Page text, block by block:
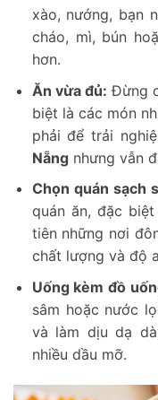
xào, nướng, bạn
cháo, mì, bún
hơn.
Ăn vừa đủ: Đừng
biệt là các món
phải để trải
Nẵngnhưng vẫn
Chọn quán sạch
quán ăn, đặc
tiên những nơi
chất lượng và độ
Uống kèm đồ
sâm hoặc nước
và làm dịu dạ
nhiều dầu mỡ.